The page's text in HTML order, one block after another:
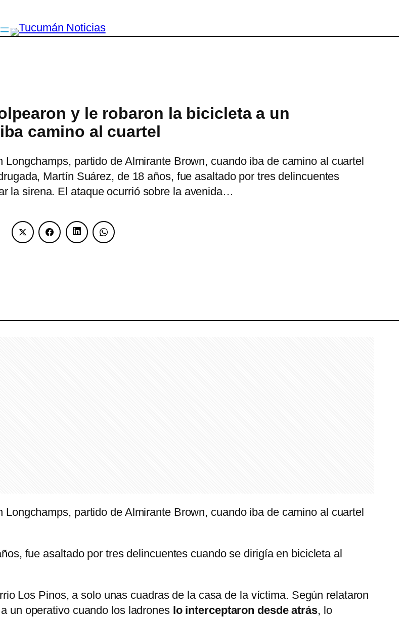
y le robaron la bicicleta a un
camino al cuartel
partido de Almirante Brown, cuando iba de camino al cuartel
Martín Suárez, de 18 años, fue asaltado por tres delincuentes
la sirena. El ataque ocurrió sobre la avenida…
partido de Almirante Brown, cuando iba de camino al cuartel
fue asaltado por tres delincuentes cuando se dirigía en bicicleta al
Los Pinos, a solo unas cuadras de la casa de la víctima. Según relataron
un operativo cuando los ladroneslo interceptaron desde atrás, lo